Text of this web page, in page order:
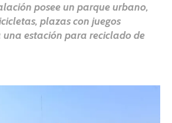
posee un parque urbano,
plazas con juegos
estación para reciclado de